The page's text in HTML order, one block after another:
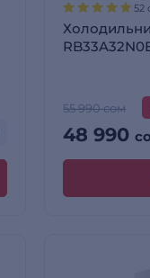
52
55 990 сом
48 990